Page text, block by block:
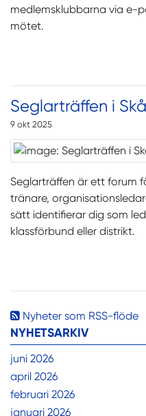
Nyheter som RSS-flöde
NYHETSARKIV
juni 2026
april 2026
februari 2026
januari 2026
medlemsklubbarna via e-
mötet.
Seglarträffen i
9 okt 2025
Seglarträffen är ett forum
tränare,
sätt identifierar dig som
klassförbund eller distrikt.